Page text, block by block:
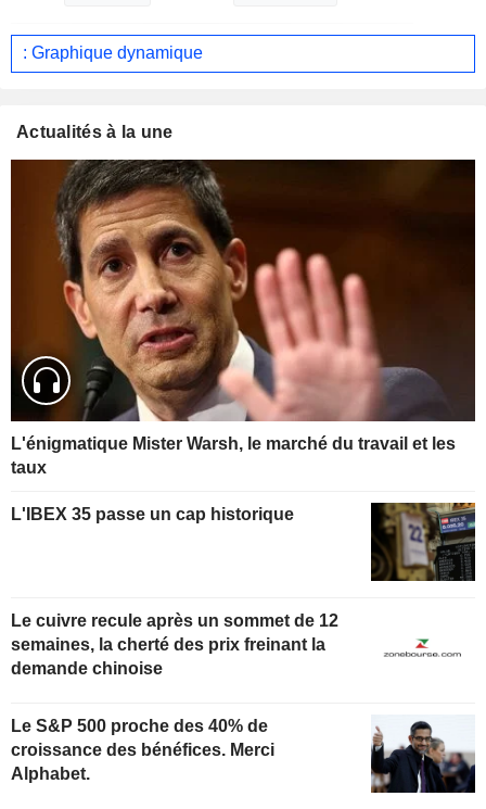
: Graphique dynamique
Actualités à la une
L'énigmatique Mister Warsh, le marché du travail et les
taux
L'IBEX 35 passe un cap historique
Le cuivre recule après un sommet de 12
semaines, la cherté des prix freinant la
demande chinoise
Le S&P 500 proche des 40% de
croissance des bénéfices. Merci
Alphabet.